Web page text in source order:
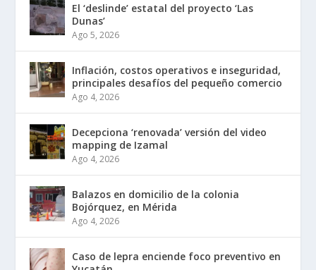
El ‘deslinde’ estatal del proyecto ‘Las
Dunas’
Ago 5, 2026
Inflación, costos operativos e inseguridad,
principales desafíos del pequeño comercio
Ago 4, 2026
Decepciona ‘renovada’ versión del video
mapping de Izamal
Ago 4, 2026
Balazos en domicilio de la colonia
Bojórquez, en Mérida
Ago 4, 2026
Caso de lepra enciende foco preventivo en